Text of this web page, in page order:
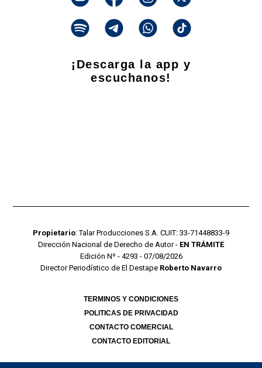
¡Descarga la app y
escuchanos!
Propietario: Talar Producciones S.A. CUIT: 33-71448833-9
Dirección Nacional de Derecho de Autor - EN TRÁMITE
Edición Nº - 4293 - 07/08/2026
Director Periodístico de El Destape Roberto Navarro
TERMINOS Y CONDICIONES
POLITICAS DE PRIVACIDAD
CONTACTO COMERCIAL
CONTACTO EDITORIAL